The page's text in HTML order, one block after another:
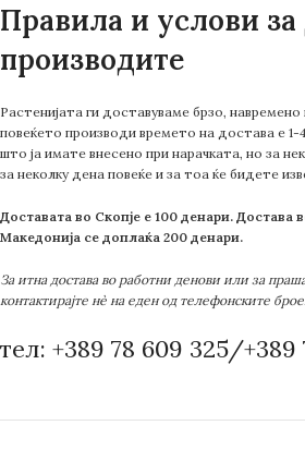
Правила и услови за
производите
Растенијата ги доставуваме брзо,
повеќето производи времето на достава е
што ја имате внесено при нарачката, но за
за неколку дена повеќе и за тоа ќе бидете
Доставата во Скопје е 100 денари. Достава
Македонија се доплаќа 200 денари.
За итна достава во работни денови или за
контактирајте нè на еден од телефонските
тел: +389 78 609 325/+389